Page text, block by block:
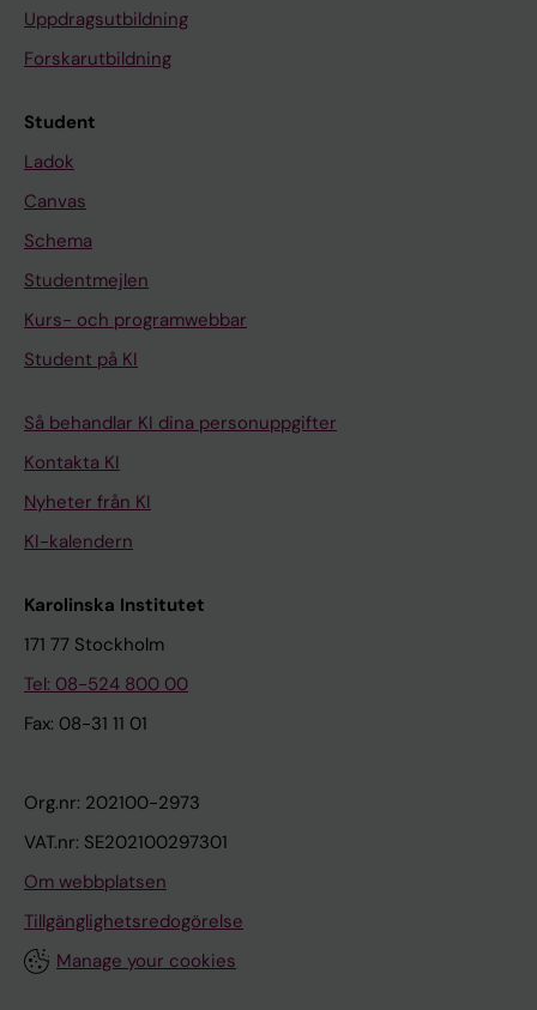
Uppdragsutbildning
Forskarutbildning
Student
Ladok
Canvas
Schema
Studentmejlen
Kurs- och programwebbar
Student på KI
Så behandlar KI dina personuppgifter
Kontakta KI
Nyheter från KI
KI-kalendern
Karolinska Institutet
171 77 Stockholm
Tel: 08-524 800 00
Fax: 08-31 11 01
Org.nr: 202100-2973
VAT.nr: SE202100297301
Om webbplatsen
Tillgänglighetsredogörelse
Manage your cookies